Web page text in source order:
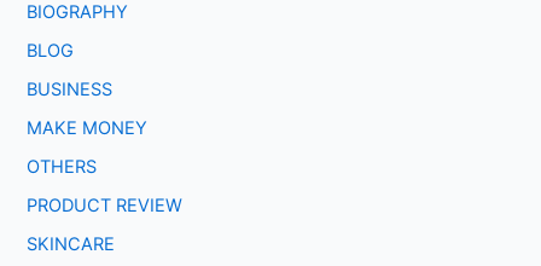
BIOGRAPHY
BLOG
BUSINESS
MAKE MONEY
OTHERS
PRODUCT REVIEW
SKINCARE